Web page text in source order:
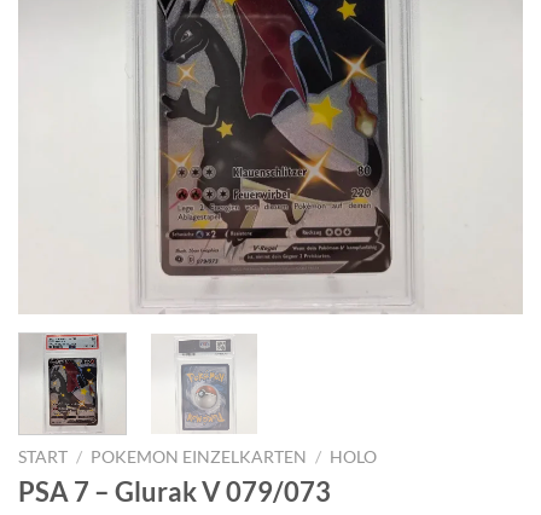
START / POKEMON EINZELKARTEN / HOLO
PSA 7 – Glurak V 079/073